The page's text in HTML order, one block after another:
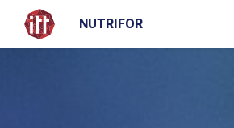
NUTRIFOR